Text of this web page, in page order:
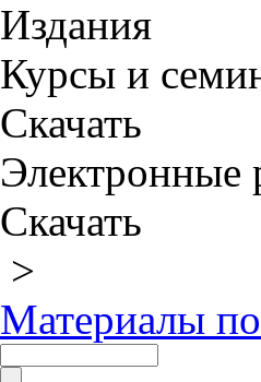
Издания
Курсы и
Скачать
Электронные
Скачать
>
Материалы